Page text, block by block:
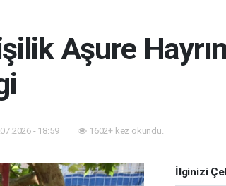
Aşure
- 18:59 1602+ kez okundu.
İlginizi